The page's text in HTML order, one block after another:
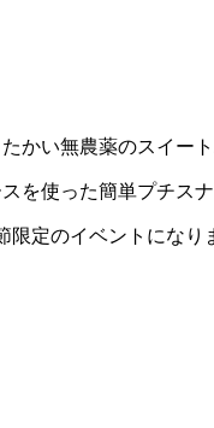
かい無農薬のスイー
を使った簡単プチス
限定のイベントになり